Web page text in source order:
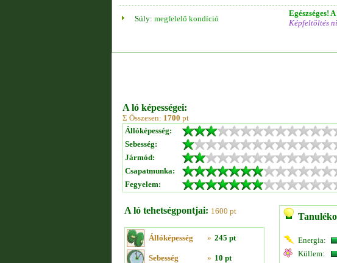
Súly: megfelelő kondíció
Egészséges!
Képfeltöltés
A ló képességei:
Σ Összesen: 1700 pt
Állóképesség:
Sebesség:
Jármód:
Csapatmunka:
Fegyelem:
A ló tehetségpontjai: 1600 pt
Állóképesség » 245 pt
Sebesség » 10 pt
Energia:
Küllem: